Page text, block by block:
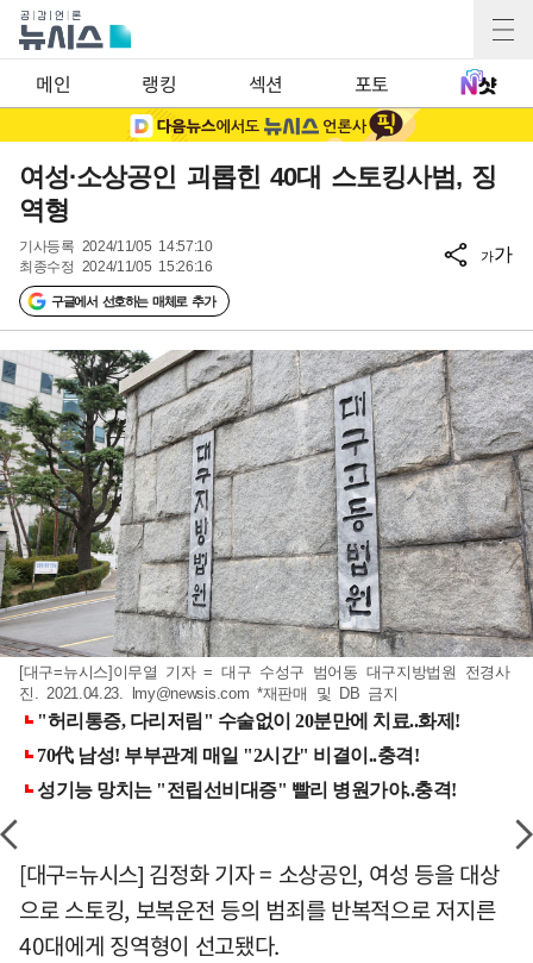
메인 랭킹 섹션 포토
여성·소상공인 괴롭힌 40대 스토킹사범, 징
역형
기사등록 2024/11/05 14:57:10
최종수정 2024/11/05 15:26:16
구글에서 선호하는 매체로 추가
가가
[대구=뉴시스]이무열 기자 = 대구 수성구 범어동 대구지방법원 전경사
진. 2021.04.23.
lmy@newsis.com *재판매 및 DB 금지
[대구=뉴시스] 김정화 기자 = 소상공인, 여성 등을 대상
으로 스토킹, 보복운전 등의 범죄를 반복적으로 저지른
40대에게 징역형이 선고됐다.